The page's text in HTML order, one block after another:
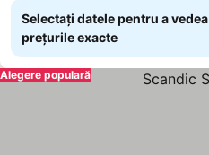
Selectați datele pentru a vedea
prețurile exacte
Alegere populară